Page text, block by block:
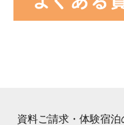
資料ご請求・体験宿泊